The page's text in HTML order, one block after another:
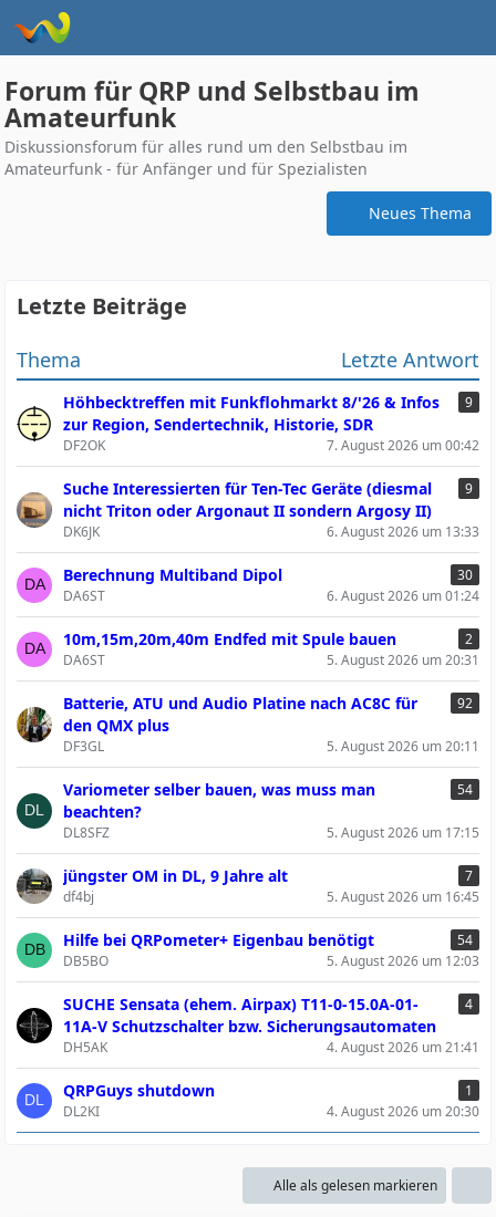
Forum für QRP und Selbstbau im
Amateurfunk
Diskussionsforum für alles rund um den Selbstbau im
Amateurfunk - für Anfänger und für Spezialisten
Neues Thema
Letzte Beiträge
Thema Letzte Antwort
Höhbecktreffen mit Funkflohmarkt 8/'26 & Infos
zur Region, Sendertechnik, Historie, SDR
9
DF2OK 7. August 2026 um 00:42
Suche Interessierten für Ten-Tec Geräte (diesmal
nicht Triton oder Argonaut II sondern Argosy II)
9
DK6JK 6. August 2026 um 13:33
Berechnung Multiband Dipol
30
DA6ST
6. August 2026 um 01:24
10m,15m,20m,40m Endfed mit Spule bauen
2
DA6ST
5. August 2026 um 20:31
Batterie, ATU und Audio Platine nach AC8C für
den QMX plus
92
DF3GL 5. August 2026 um 20:11
Variometer selber bauen, was muss man
beachten?
54
DL8SFZ 5. August 2026 um 17:15
jüngster OM in DL, 9 Jahre alt
7
df4bj
5. August 2026 um 16:45
Hilfe bei QRPometer+ Eigenbau benötigt
54
DB5BO
5. August 2026 um 12:03
SUCHE Sensata (ehem. Airpax) T11-0-15.0A-01-
11A-V Schutzschalter bzw. Sicherungsautomaten
4
DH5AK 4. August 2026 um 21:41
QRPGuys shutdown
1
DL2KI
4. August 2026 um 20:30
Alle als gelesen markieren